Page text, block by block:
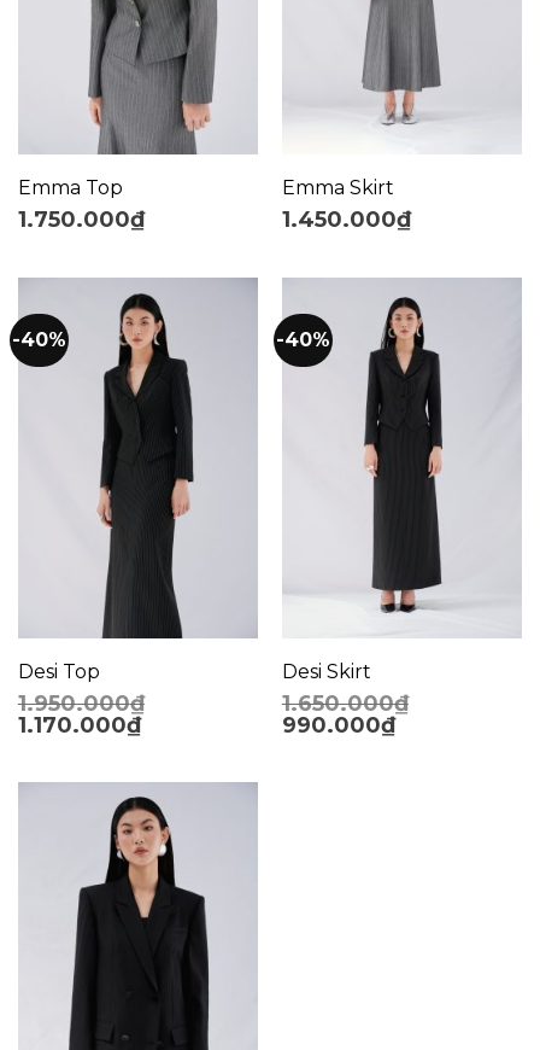
Emma Top
1.750.000₫
Emma Skirt
1.450.000₫
-40%
Desi Top
1.950.000₫
1.170.000₫
-40%
Desi Skirt
1.650.000₫
990.000₫